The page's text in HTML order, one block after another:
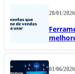
28/01/2026
01/06/2026